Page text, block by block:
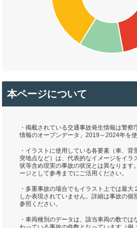
本ページについて
・掲載されている交通事故発生情報は警察
情報のオープンデータ」2019～2024年を使
・イラストに使用している各要素（車、背
突地点など）は、代表的なイメージをイラ
状等含め現実の事故の状況とは異なります
ージとして参考までにご活用ください。
・多重事故の場合でもイラスト上では最大
しか表現されていません。詳細は事故の個
参照ください。
・車両種別のデータは、該当車両の数では